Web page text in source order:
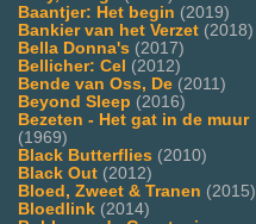
Baantjer: Het begin (2019)
Bankier van het Verzet (2018)
Bella Donna's (2017)
Bellicher: Cel (2012)
Bende van Oss, De (2011)
Beyond Sleep (2016)
Bezeten - Het gat in de muur
(1969)
Black Butterflies (2010)
Black Out (2012)
Bloed, Zweet & Tranen (2015)
Bloedlink (2014)